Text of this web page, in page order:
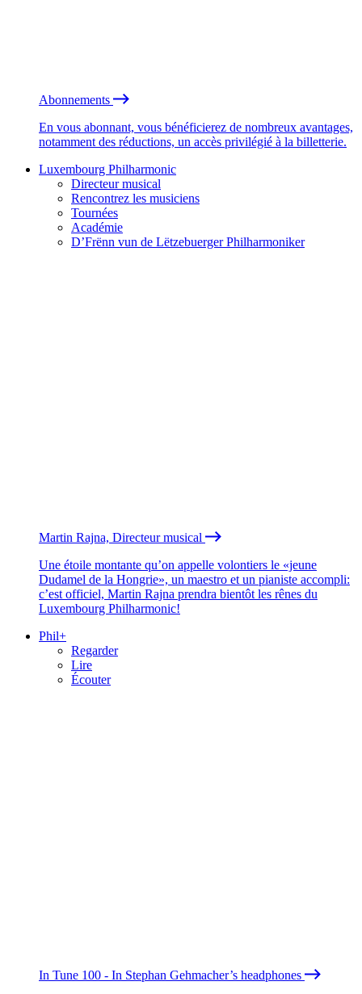
Abonnements
En vous abonnant, vous bénéficierez de nombreux avantages,
notamment des réductions, un accès privilégié à la billetterie.
Luxembourg Philharmonic
Directeur musical
Rencontrez les musiciens
Tournées
Académie
D’Frënn vun de Lëtzebuerger Philharmoniker
Martin Rajna, Directeur musical
Une étoile montante qu’on appelle volontiers le «jeune
Dudamel de la Hongrie», un maestro et un pianiste accompli:
c’est officiel, Martin Rajna prendra bientôt les rênes du
Luxembourg Philharmonic!
Phil+
Regarder
Lire
Écouter
In Tune 100 - In Stephan Gehmacher’s headphones